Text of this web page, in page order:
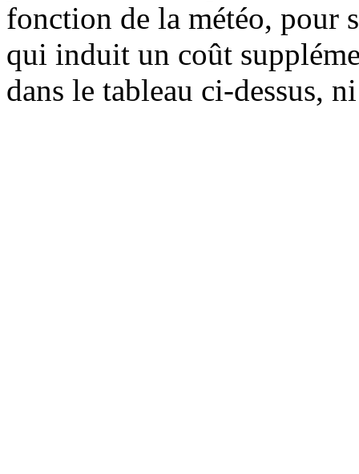
fonction de la météo, pour
qui induit un coût
dans le tableau ci-dessus,